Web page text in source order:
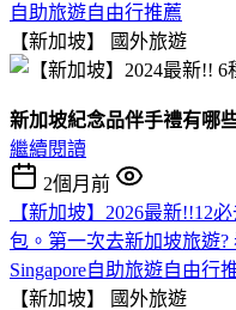
自助旅遊自由行推薦
【新加坡】
國外旅遊
新加坡紀念品伴手禮有哪
繼續閱讀
2個月前
【新加坡】2026最新!!12
包。第一次去新加坡旅遊
Singapore自助旅遊自由行
【新加坡】
國外旅遊